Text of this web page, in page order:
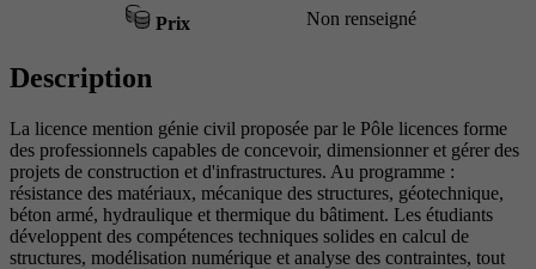
Prix Non renseigné
Description
La licence mention génie civil proposée par le Pôle licences forme
des professionnels capables de concevoir, dimensionner et gérer des
projets de construction et d'infrastructures. Au programme :
résistance des matériaux, mécanique des structures, géotechnique,
béton armé, hydraulique et thermique du bâtiment. Les étudiants
développent des compétences techniques solides en calcul de
structures, modélisation numérique et analyse des contraintes, tout